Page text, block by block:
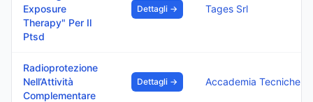
Exposure
Therapy" Per Il
Ptsd
Dettagli → Tages Srl
Radioprotezione
Nell’Attività
Complementare
Dettagli →